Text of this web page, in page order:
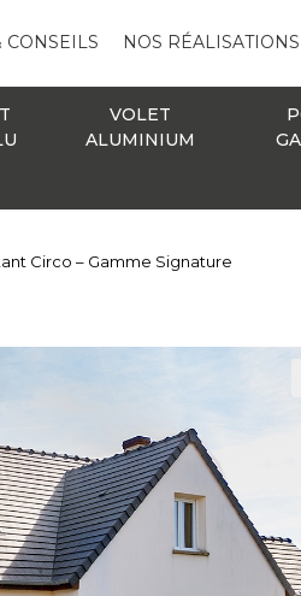
CONSEILS NOS RÉALISATIONS
VOLET
ALUMINIUM
Circo – Gamme Signature